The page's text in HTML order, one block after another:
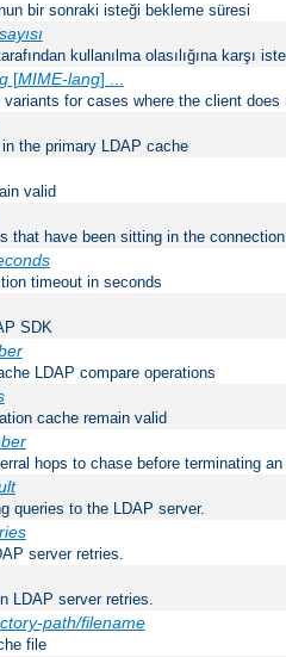
bir sonraki isteği bekleme süresi
kullanılma olasılığına karşı
[MIME-lang] ...
for cases where the client
the primary LDAP cache
valid
that have been sitting in the
timeout in seconds
SDK
LDAP compare operations
cache remain valid
hops to chase before terminating
queries to the LDAP server.
server retries.
LDAP server retries.
path/filename
file